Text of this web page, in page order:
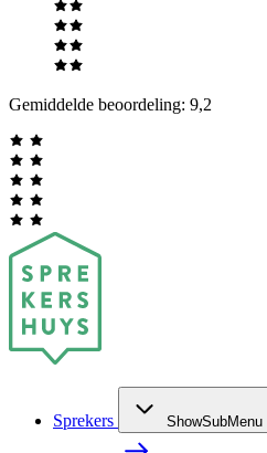
Gemiddelde beoordeling: 9,2
Sprekers ShowSubMenu